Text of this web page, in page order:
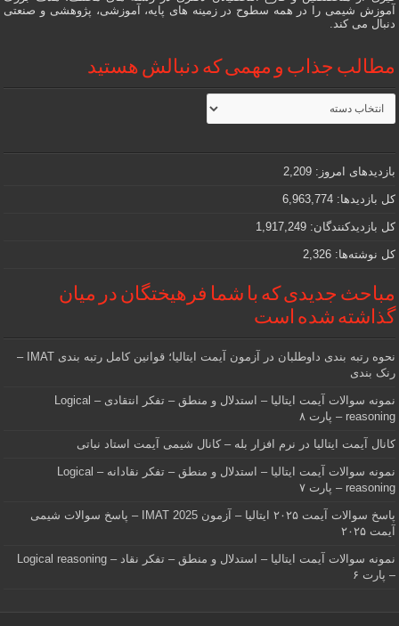
آموزش شیمی را در همه سطوح در زمینه های پایه، آموزشی، پژوهشی و صنعتی
دنبال می کند.
مطالب جذاب و مهمی که دنبالش هستید
مطالب
جذاب
و
که
دنبالش
هستید
بازدیدهای امروز:2,209
کل بازدیدها:6,963,774
کل بازدیدکنند‌گان:1,917,249
کل نوشته‌ها:2,326
مباحث جدیدی که با شما فرهیختگان در میان
گذاشته شده است
نحوه رتبه بندی داوطلبان در آزمون آیمت ایتالیا؛ قوانین کامل رتبه بندی IMAT –
رنک بندی
نمونه سوالات آیمت ایتالیا – استدلال و منطق – تفکر انتقادی – Logical
reasoning – پارت ۸
کانال آیمت ایتالیا در نرم افزار بله – کانال شیمی آیمت استاد نباتی
نمونه سوالات آیمت ایتالیا – استدلال و منطق – تفکر نقادانه – Logical
reasoning – پارت ۷
پاسخ سوالات آیمت ۲۰۲۵ ایتالیا – آزمون IMAT 2025 – پاسخ سوالات شیمی
آیمت ۲۰۲۵
نمونه سوالات آیمت ایتالیا – استدلال و منطق – تفکر نقاد – Logical reasoning
– پارت ۶